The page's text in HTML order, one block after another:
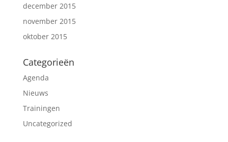
december 2015
november 2015
oktober 2015
Categorieën
Agenda
Nieuws
Trainingen
Uncategorized